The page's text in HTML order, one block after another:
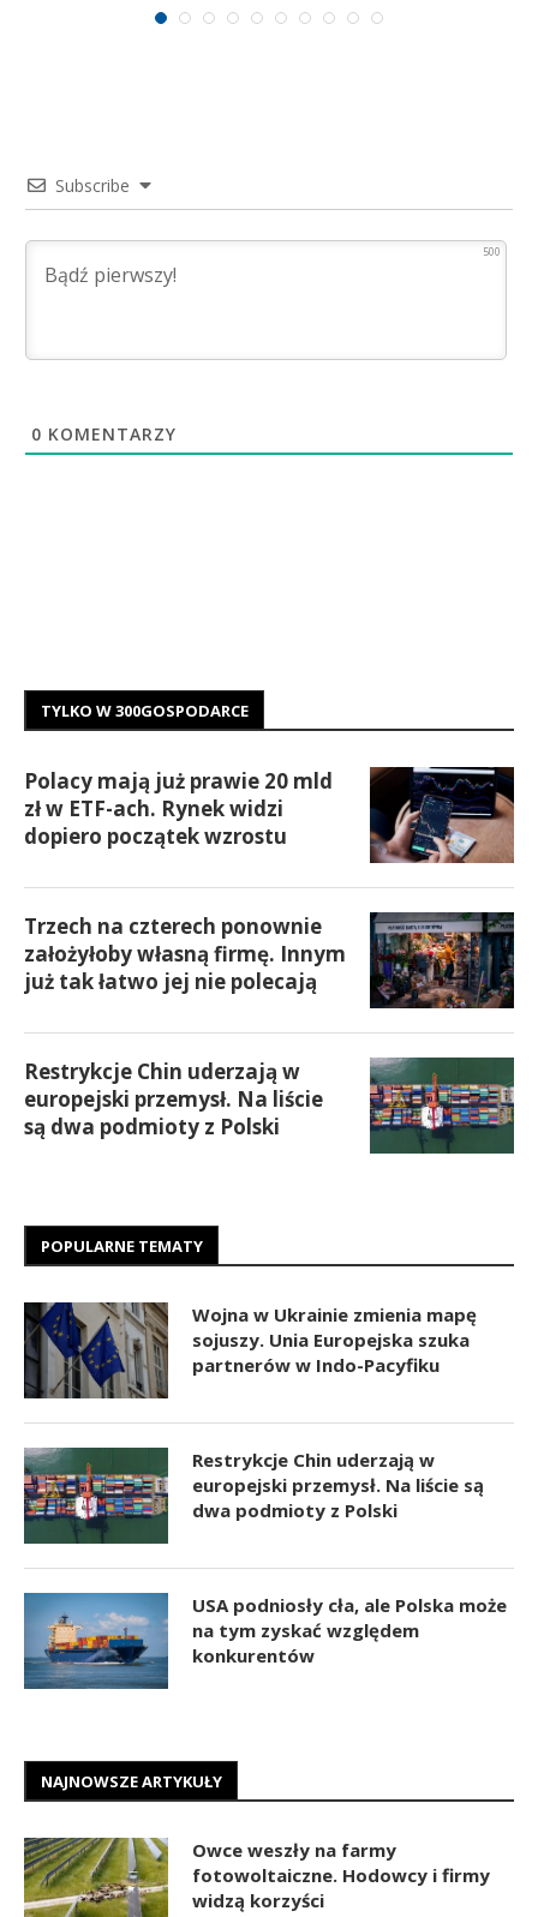
Subscribe
500
0 KOMENTARZY
TYLKO W 300GOSPODARCE
Polacy mają już prawie 20 mld
zł w ETF-ach. Rynek widzi
dopiero początek wzrostu
Trzech na czterech ponownie
założyłoby własną firmę. Innym
już tak łatwo jej nie polecają
Restrykcje Chin uderzają w
europejski przemysł. Na liście
są dwa podmioty z Polski
POPULARNE TEMATY
Wojna w Ukrainie zmienia mapę
sojuszy. Unia Europejska szuka
partnerów w Indo-Pacyfiku
Restrykcje Chin uderzają w
europejski przemysł. Na liście są
dwa podmioty z Polski
USA podniosły cła, ale Polska może
na tym zyskać względem
konkurentów
NAJNOWSZE ARTYKUŁY
Owce weszły na farmy
fotowoltaiczne. Hodowcy i firmy
widzą korzyści